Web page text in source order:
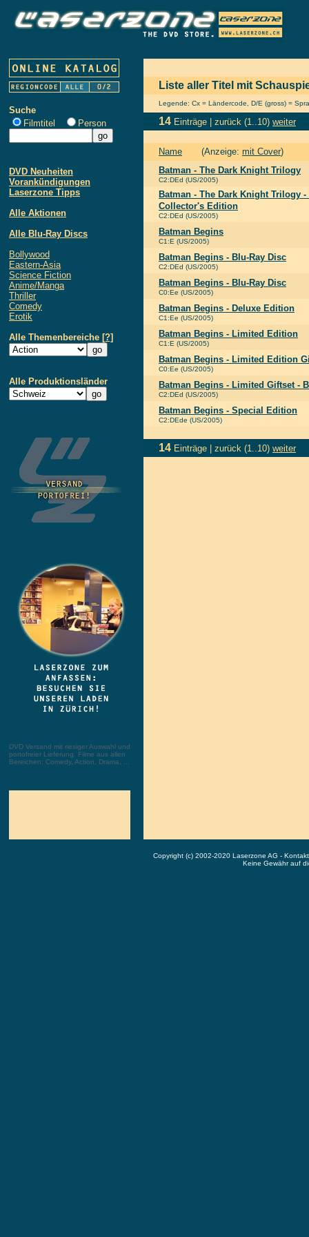
Suche
Filmtitel
Person
DVD Neuheiten
Vorankündigungen
Laserzone Tipps
Alle Aktionen
Alle Blu-Ray Discs
Bollywood
Eastern-Asia
Science Fiction
Anime/Manga
Thriller
Comedy
Erotik
Alle Themenbereiche [?]
Alle Produktionsländer
DVD Versand mit riesiger Auswahl und
portofreier Lieferung. Filme aus allen
Bereichen: Comedy, Action, Drama, ...
Liste aller Titel mit
Legende: Cx = Ländercode, D/E (gross) =
14 Einträge | zurück (1..10) weiter
Name (Anzeige: mit Cover)
Batman - The Dark Knight Trilogy
C2:DEd (US/2005)
Batman - The Dark Knight Trilogy
Collector's Edition
C2:DEd (US/2005)
Batman Begins
C1:E (US/2005)
Batman Begins - Blu-Ray Disc
C2:DEd (US/2005)
Batman Begins - Blu-Ray Disc
C0:Ee (US/2005)
Batman Begins - Deluxe Edition
C1:Ee (US/2005)
Batman Begins - Limited Edition
C1:E (US/2005)
Batman Begins - Limited Edition
C0:Ee (US/2005)
Batman Begins - Limited Giftset -
C2:DEd (US/2005)
Batman Begins - Special Edition
C2:DEde (US/2005)
14 Einträge | zurück (1..10) weiter
Copyright (c) 2002-2020 Laserzone AG -
Keine Gewähr auf